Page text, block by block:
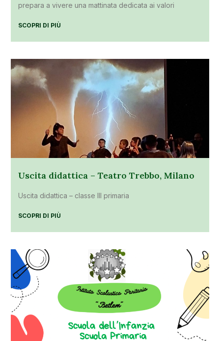
prepara a vivere una mattinata dedicata ai valori
SCOPRI DI PIÙ
Uscita didattica – Teatro Trebbo, Milano
Uscita didattica – classe III primaria
SCOPRI DI PIÙ